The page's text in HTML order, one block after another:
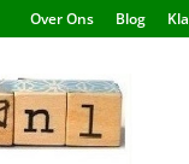
Over Ons Blog